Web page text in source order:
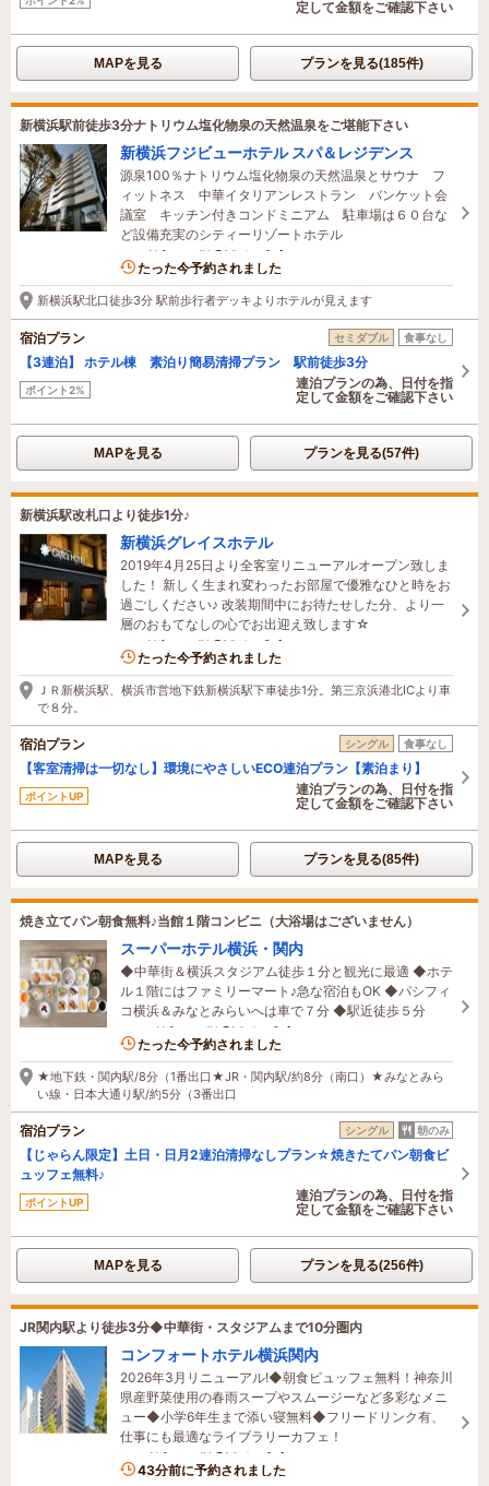
定して金額をご確認下さい
MAPを見る プランを見る(185件)
新横浜駅前徒歩3分ナトリウム塩化物泉の天然温泉をご堪能下さい
新横浜フジビューホテル スパ＆レジデンス
源泉100％ナトリウム塩化物泉の天然温泉とサウナ フ
ィットネス 中華イタリアンレストラン バンケット会
議室 キッチン付きコンドミニアム 駐車場は６０台な
ど設備充実のシティーリゾートホテル
7名がこの宿を見ています
たった今予約されました
新横浜駅北口徒歩3分 駅前歩行者デッキよりホテルが見えます
宿泊プラン セミダブル 食事なし
【3連泊】 ホテル棟 素泊り簡易清掃プラン 駅前徒歩3分
ポイント2%
連泊プランの為、日付を指
定して金額をご確認下さい
MAPを見る プランを見る(57件)
新横浜駅改札口より徒歩1分♪
新横浜グレイスホテル
2019年4月25日より全客室リニューアルオープン致しま
した！ 新しく生まれ変わったお部屋で優雅なひと時をお
過ごしください♪ 改装期間中にお待たせした分、より一
層のおもてなしの心でお出迎え致します☆
1名がこの宿を見ています
たった今予約されました
ＪＲ新横浜駅、横浜市営地下鉄新横浜駅下車徒歩1分。第三京浜港北ICより車
で８分。
宿泊プラン シングル 食事なし
【客室清掃は一切なし】環境にやさしいECO連泊プラン【素泊まり】
ポイントUP
連泊プランの為、日付を指
定して金額をご確認下さい
MAPを見る プランを見る(85件)
焼き立てパン朝食無料♪当館１階コンビニ（大浴場はございません）
スーパーホテル横浜・関内
◆中華街＆横浜スタジアム徒歩１分と観光に最適 ◆ホテ
ル１階にはファミリーマート♪急な宿泊もOK ◆パシフィ
コ横浜＆みなとみらいへは車で７分 ◆駅近徒歩５分
10名がこの宿を見ています
たった今予約されました
★地下鉄・関内駅/8分（1番出口★JR・関内駅/約8分（南口）★みなとみら
い線・日本大通り駅/約5分（3番出口
宿泊プラン シングル 朝のみ
【じゃらん限定】土日・日月2連泊清掃なしプラン☆焼きたてパン朝食ビ
ュッフェ無料♪
ポイントUP
連泊プランの為、日付を指
定して金額をご確認下さい
MAPを見る プランを見る(256件)
JR関内駅より徒歩3分◆中華街・スタジアムまで10分圏内
コンフォートホテル横浜関内
2026年3月リニューアル!◆朝食ビュッフェ無料！神奈川
県産野菜使用の春雨スープやスムージーなど多彩なメニ
ュー◆小学6年生まで添い寝無料◆フリードリンク有、
仕事にも最適なライブラリーカフェ！
4名がこの宿を見ています